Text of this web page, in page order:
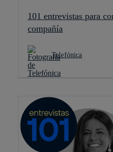
101 entrevistas para
compañía
Telefónica